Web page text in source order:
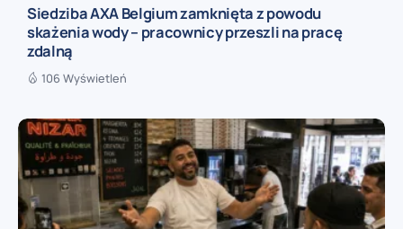
Siedziba AXA Belgium zamknięta z powodu
skażenia wody – pracownicy przeszli na pracę
zdalną
106 Wyświetleń